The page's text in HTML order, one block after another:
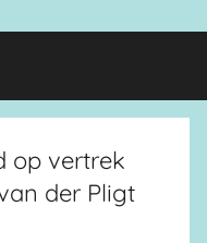
op vertrek
der Pligt